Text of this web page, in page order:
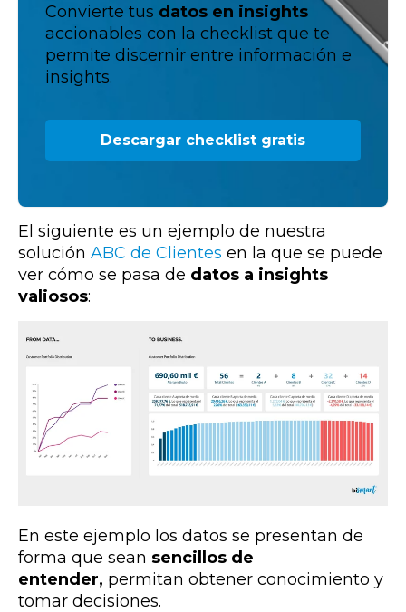
Convierte tus datos en insights
accionables con la checklist que te
permite discernir entre información e
insights.
Descargar checklist gratis
El siguiente es un ejemplo de nuestra
solución ABC de Clientes en la que se puede
ver cómo se pasa de datos a insights
valiosos:
En este ejemplo los datos se presentan de
forma que sean sencillos de
entender, permitan obtener conocimiento y
tomar decisiones.